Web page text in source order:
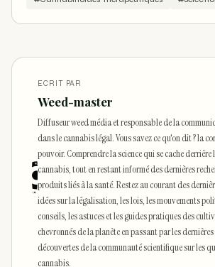
ECRIT PAR
Weed-master
Diffuseur weed média et responsable de la
dans le cannabis légal. Vous savez ce qu'on dit ? la
pouvoir. Comprendre la science qui se cache derrière
cannabis, tout en restant informé des dernières
produits liés à la santé. Restez au courant des
idées sur la légalisation, les lois, les mouvements
conseils, les astuces et les guides pratiques des
chevronnés de la planète en passant par les
découvertes de la communauté scientifique sur les
cannabis.